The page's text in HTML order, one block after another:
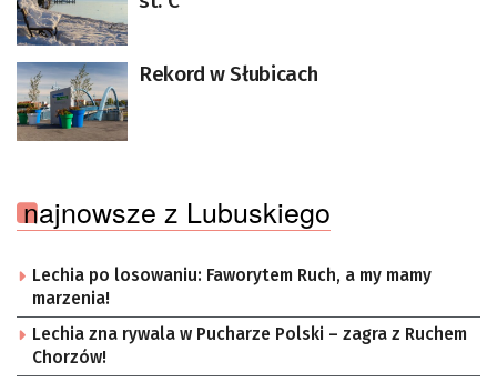
Rekord w Słubicach
najnowsze z Lubuskiego
Lechia po losowaniu: Faworytem Ruch, a my mamy
marzenia!
Lechia zna rywala w Pucharze Polski – zagra z Ruchem
Chorzów!